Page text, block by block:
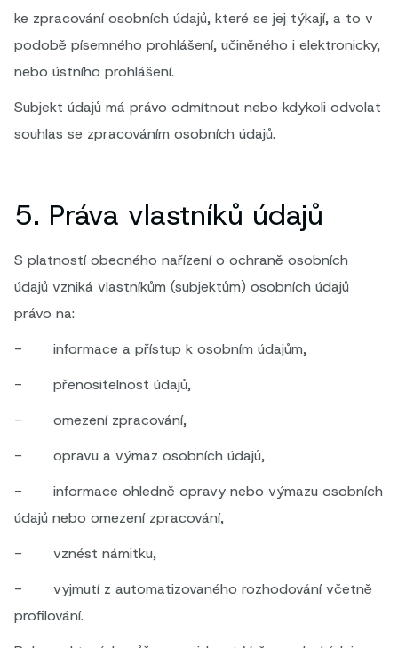
ke zpracování osobních údajů, které se jej týkají, a to v
podobě písemného prohlášení, učiněného i elektronicky,
nebo ústního prohlášení.
Subjekt údajů má právo odmítnout nebo kdykoli odvolat
souhlas se zpracováním osobních údajů.
5. Práva vlastníků údajů
S platností obecného nařízení o ochraně osobních
údajů vzniká vlastníkům (subjektům) osobních údajů
právo na:
- informace a přístup k osobním údajům,
- přenositelnost údajů,
- omezení zpracování,
- opravu a výmaz osobních údajů,
- informace ohledně opravy nebo výmazu osobních
údajů nebo omezení zpracování,
- vznést námitku,
- vyjmutí z automatizovaného rozhodování včetně
profilování.